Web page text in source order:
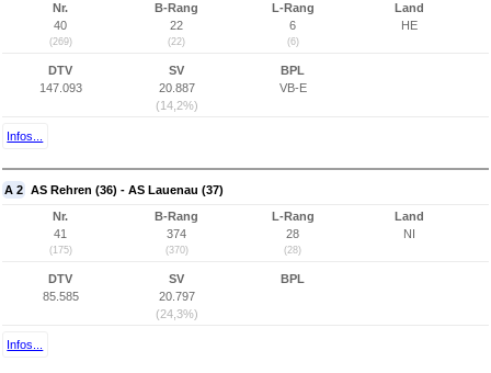
Nr.
40
(269)
B-Rang
22
(22)
L-Rang
6
(6)
Land
HE
DTV
147.093
SV
20.887
(14,2%)
BPL
VB-E
Infos...
A 2 AS Rehren (36) - AS Lauenau (37)
Nr.
41
(175)
B-Rang
374
(370)
L-Rang
28
(28)
Land
NI
DTV
85.585
SV
20.797
(24,3%)
BPL
Infos...